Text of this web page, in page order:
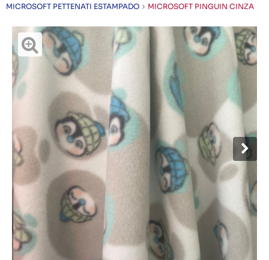
MICROSOFT PETTENATI ESTAMPADO
MICROSOFT PINGUIN CINZA